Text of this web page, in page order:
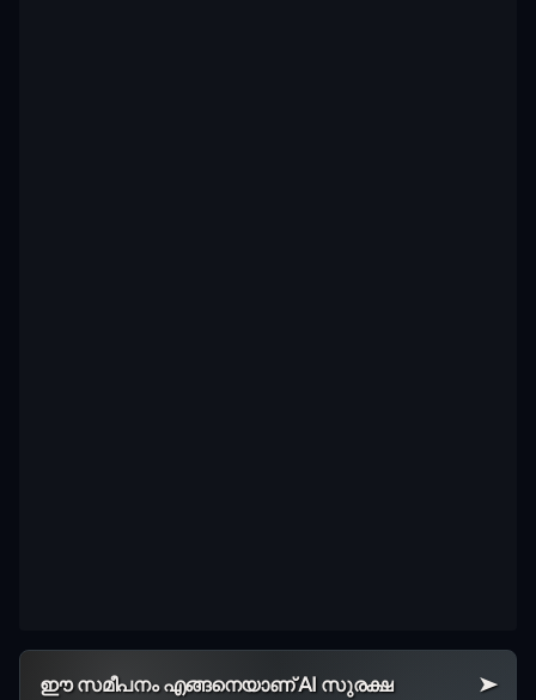
ഈ സമീപനം എങ്ങനെയാണ് AI സുരക്ഷ